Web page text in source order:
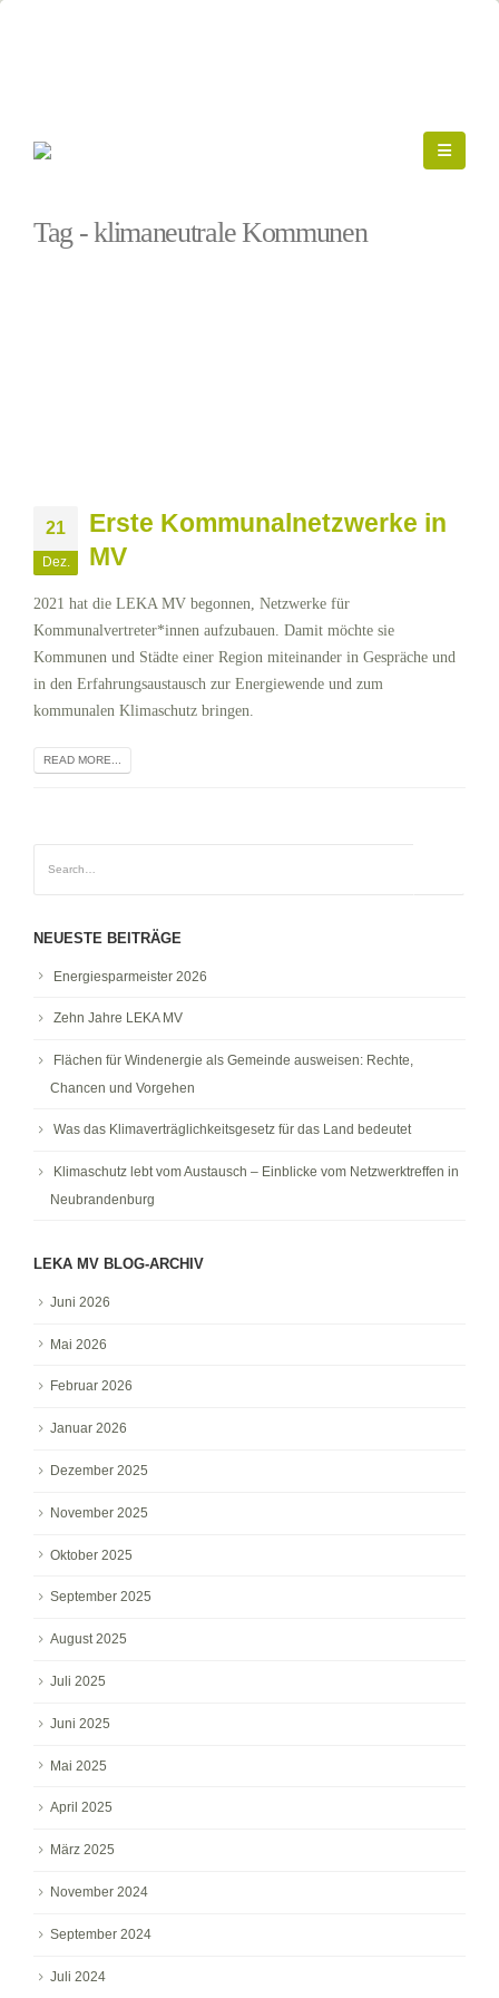
Tag - klimaneutrale Kommunen
21
Dez.
Erste Kommunalnetzwerke in
MV
2021 hat die LEKA MV begonnen, Netzwerke für
Kommunalvertreter*innen aufzubauen. Damit möchte sie
Kommunen und Städte einer Region miteinander in Gespräche und
in den Erfahrungsaustausch zur Energiewende und zum
kommunalen Klimaschutz bringen.
READ MORE...
NEUESTE BEITRÄGE
Energiesparmeister 2026
Zehn Jahre LEKA MV
Flächen für Windenergie als Gemeinde ausweisen: Rechte,
Chancen und Vorgehen
Was das Klimaverträglichkeitsgesetz für das Land bedeutet
Klimaschutz lebt vom Austausch – Einblicke vom Netzwerktreffen in
Neubrandenburg
LEKA MV BLOG-ARCHIV
Juni 2026
Mai 2026
Februar 2026
Januar 2026
Dezember 2025
November 2025
Oktober 2025
September 2025
August 2025
Juli 2025
Juni 2025
Mai 2025
April 2025
März 2025
November 2024
September 2024
Juli 2024